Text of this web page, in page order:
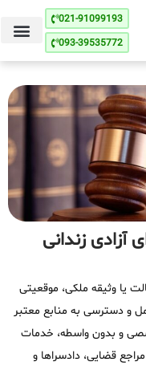
021-91099193
093-39535772
آزادی زندانی
یا وثیقه ملکی، موقعیتی
و دسترسی به منابع معتبر
و بدون واسطه، خدمات
قضایی، دادسراها و